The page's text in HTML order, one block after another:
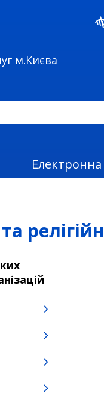
м.Києва
Електронна